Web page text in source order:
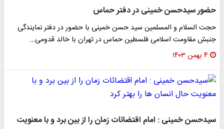
حضور سیدحسن خمینی در دفتر حماس
حجت السلام و المسلمین سید حسن خمینی با حضور در دفتر نمایندگی
جنبش مقاومت اسلامی فلسطین حماس در تهران با خالد قدومی…
۴ بهمن ۱۴۰۳
سیدحسن خمینی : امام اقتضائات زمان را از بین برد و با معنویت